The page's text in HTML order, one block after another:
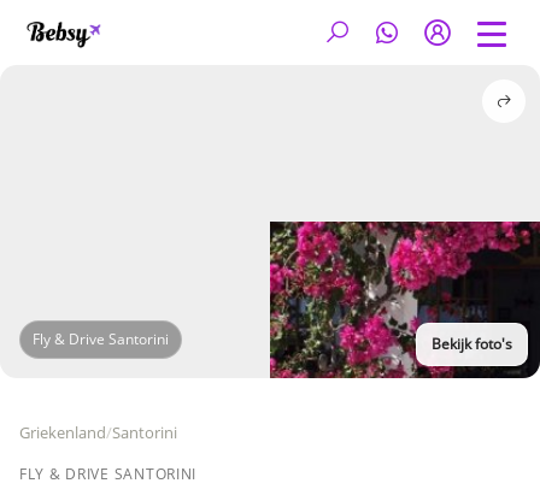
Fly & Drive Santorini Bekijk foto's
Griekenland/Santorini
FLY & DRIVE SANTORINI